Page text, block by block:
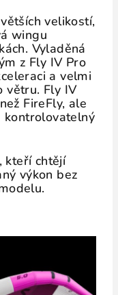
velikostí,
wingu
Vyladěná
z Fly IV Pro
a velmi
větru. Fly IV
FireFly, ale
kontrolovatelný
kteří chtějí
výkon bez